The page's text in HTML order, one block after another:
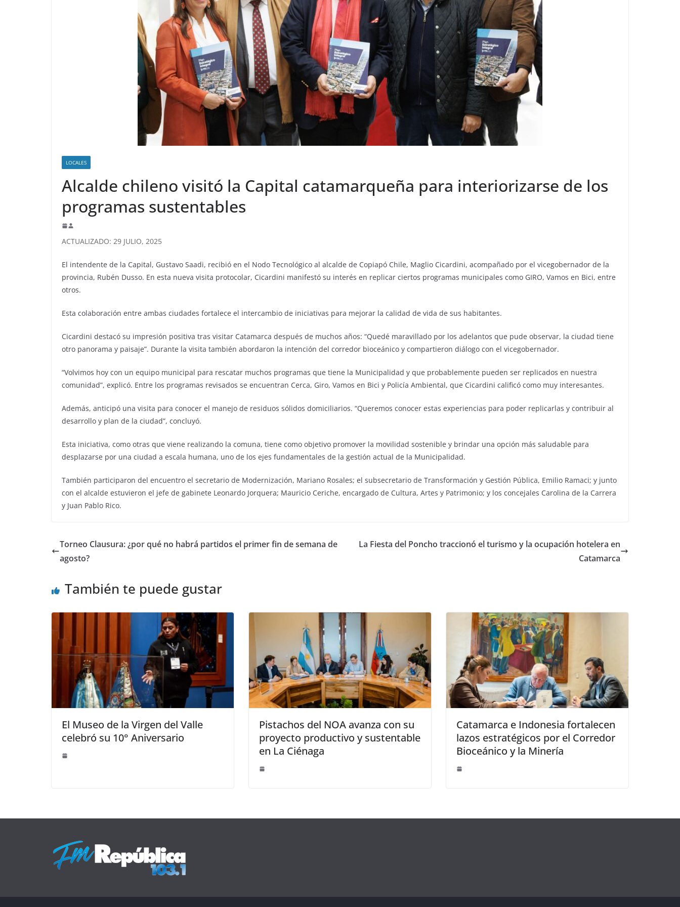
LOCALES
Alcalde chileno visitó la Capital catamarqueña para interiorizarse de los
programas sustentables
ACTUALIZADO: 29 JULIO, 2025
El intendente de la Capital, Gustavo Saadi, recibió en el Nodo Tecnológico al alcalde de Copiapó Chile, Maglio Cicardini, acompañado por el vicegobernador de la
provincia, Rubén Dusso. En esta nueva visita protocolar, Cicardini manifestó su interés en replicar ciertos programas municipales como GIRO, Vamos en Bici, entre
otros.
Esta colaboración entre ambas ciudades fortalece el intercambio de iniciativas para mejorar la calidad de vida de sus habitantes.
Cicardini destacó su impresión positiva tras visitar Catamarca después de muchos años: “Quedé maravillado por los adelantos que pude observar, la ciudad tiene
otro panorama y paisaje”. Durante la visita también abordaron la intención del corredor bioceánico y compartieron diálogo con el vicegobernador.
“Volvimos hoy con un equipo municipal para rescatar muchos programas que tiene la Municipalidad y que probablemente pueden ser replicados en nuestra
comunidad”, explicó. Entre los programas revisados se encuentran Cerca, Giro, Vamos en Bici y Policía Ambiental, que Cicardini calificó como muy interesantes.
Además, anticipó una visita para conocer el manejo de residuos sólidos domiciliarios. “Queremos conocer estas experiencias para poder replicarlas y contribuir al
desarrollo y plan de la ciudad”, concluyó.
Esta iniciativa, como otras que viene realizando la comuna, tiene como objetivo promover la movilidad sostenible y brindar una opción más saludable para
desplazarse por una ciudad a escala humana, uno de los ejes fundamentales de la gestión actual de la Municipalidad.
También participaron del encuentro el secretario de Modernización, Mariano Rosales; el subsecretario de Transformación y Gestión Pública, Emilio Ramaci; y junto
con el alcalde estuvieron el jefe de gabinete Leonardo Jorquera; Mauricio Ceriche, encargado de Cultura, Artes y Patrimonio; y los concejales Carolina de la Carrera
y Juan Pablo Rico.
Torneo Clausura: ¿por qué no habrá partidos el primer fin de semana de
agosto?
La Fiesta del Poncho traccionó el turismo y la ocupación hotelera en
Catamarca
También te puede gustar
El Museo de la Virgen del Valle
celebró su 10° Aniversario
Pistachos del NOA avanza con su
proyecto productivo y sustentable
en La Ciénaga
Catamarca e Indonesia fortalecen
lazos estratégicos por el Corredor
Bioceánico y la Minería